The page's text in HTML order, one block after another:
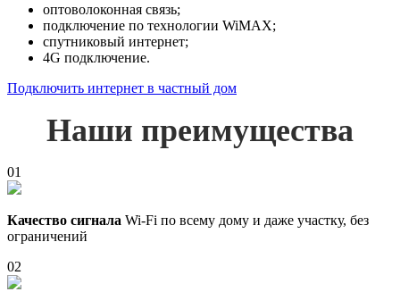
оптоволоконная связь;
подключение по технологии WiMAX;
спутниковый интернет;
4G подключение.
Подключить интернет в частный дом
Наши преимущества
01
Качество сигнала Wi-Fi по всему дому и даже участку, без
ограничений
02